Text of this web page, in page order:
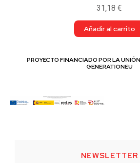
31,18 €
Añadir al carrito
PROYECTO FINANCIADO POR LA
GENERATIONEU
NEWSLETTER